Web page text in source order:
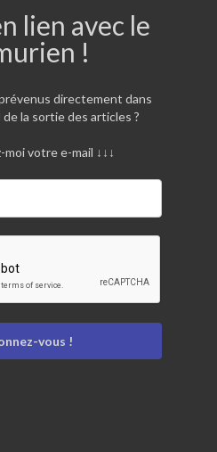
lien avec le
!
directement dans
la sortie des articles ?
moi votre e-mail ↓↓↓
vous !